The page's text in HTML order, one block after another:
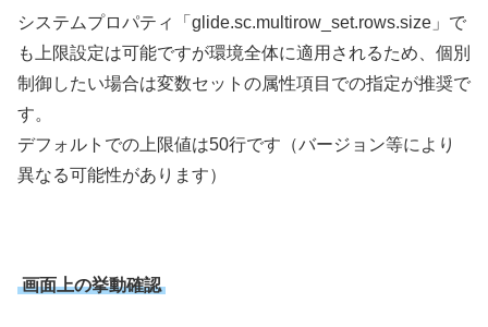
システムプロパティ「glide.sc.multirow_set.rows.size」で
も上限設定は可能ですが環境全体に適用されるため、個別
制御したい場合は変数セットの属性項目での指定が推奨で
す。
デフォルトでの上限値は50行です（バージョン等により
異なる可能性があります）
画面上の挙動確認